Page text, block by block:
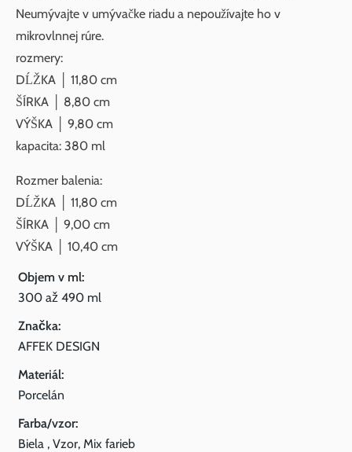
Neumývajte v umývačke riadu a nepoužívajte ho v
mikrovlnnej rúre.
rozmery:
DĹŽKA │ 11,80 cm
ŠÍRKA │ 8,80 cm
VÝŠKA │ 9,80 cm
kapacita: 380 ml
Rozmer balenia:
DĹŽKA │ 11,80 cm
ŠÍRKA │ 9,00 cm
VÝŠKA │ 10,40 cm
Objem v ml:
300 až 490 ml
Značka:
AFFEK DESIGN
Materiál:
Porcelán
Farba/vzor:
Biela , Vzor, Mix farieb